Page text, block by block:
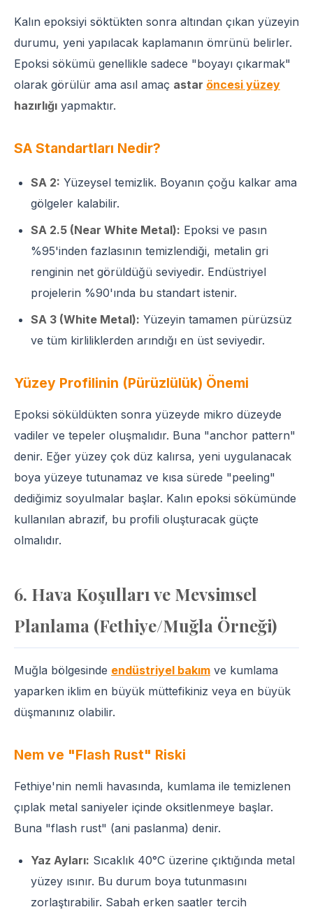
Kalın epoksiyi söktükten sonra altından çıkan yüzeyin
durumu, yeni yapılacak kaplamanın ömrünü belirler.
Epoksi sökümü genellikle sadece "boyayı çıkarmak"
olarak görülür ama asıl amaç astar öncesi yüzey
hazırlığı yapmaktır.
SA Standartları Nedir?
SA 2: Yüzeysel temizlik. Boyanın çoğu kalkar ama
gölgeler kalabilir.
SA 2.5 (Near White Metal): Epoksi ve pasın
%95'inden fazlasının temizlendiği, metalin gri
renginin net görüldüğü seviyedir. Endüstriyel
projelerin %90'ında bu standart istenir.
SA 3 (White Metal): Yüzeyin tamamen pürüzsüz
ve tüm kirliliklerden arındığı en üst seviyedir.
Yüzey Profilinin (Pürüzlülük) Önemi
Epoksi söküldükten sonra yüzeyde mikro düzeyde
vadiler ve tepeler oluşmalıdır. Buna "anchor pattern"
denir. Eğer yüzey çok düz kalırsa, yeni uygulanacak
boya yüzeye tutunamaz ve kısa sürede "peeling"
dediğimiz soyulmalar başlar. Kalın epoksi sökümünde
kullanılan abrazif, bu profili oluşturacak güçte
olmalıdır.
6. Hava Koşulları ve Mevsimsel
Planlama (Fethiye/Muğla Örneği)
Muğla bölgesinde endüstriyel bakım ve kumlama
yaparken iklim en büyük müttefikiniz veya en büyük
düşmanınız olabilir.
Nem ve "Flash Rust" Riski
Fethiye'nin nemli havasında, kumlama ile temizlenen
çıplak metal saniyeler içinde oksitlenmeye başlar.
Buna "flash rust" (ani paslanma) denir.
Yaz Ayları: Sıcaklık 40°C üzerine çıktığında metal
yüzey ısınır. Bu durum boya tutunmasını
zorlaştırabilir. Sabah erken saatler tercih